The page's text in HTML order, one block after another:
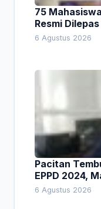
75
Resmi
Empat Pesan
6 Agustus 2026
Pacitan
EPPD 2024,
6 Agustus 2026